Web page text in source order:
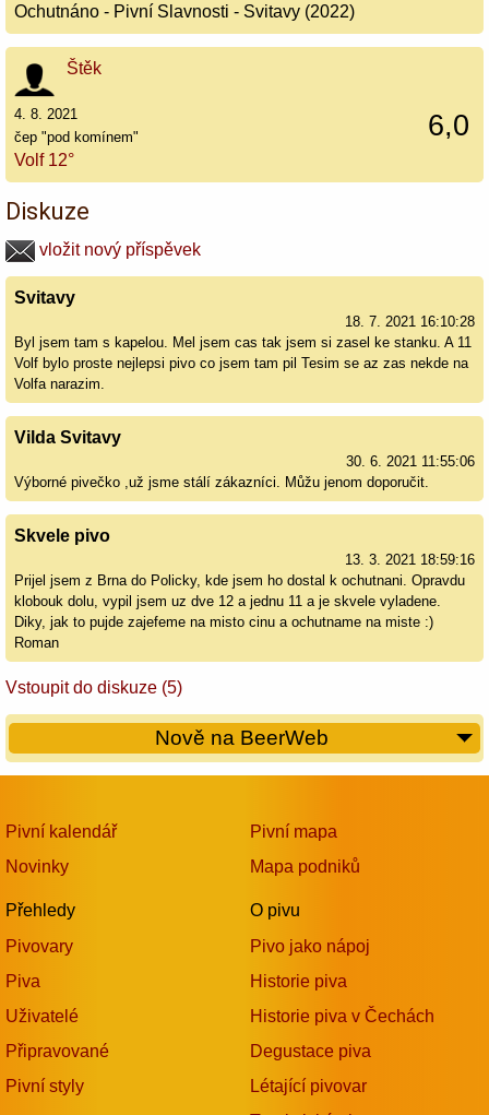
Ochutnáno - Pivní Slavnosti - Svitavy (2022)
Štěk
6,0
4. 8. 2021
čep "pod komínem"
Volf 12°
Diskuze
vložit nový příspěvek
Svitavy
18. 7. 2021 16:10:28
Byl jsem tam s kapelou. Mel jsem cas tak jsem si zasel ke stanku. A 11
Volf bylo proste nejlepsi pivo co jsem tam pil Tesim se az zas nekde na
Volfa narazim.
Vilda Svitavy
30. 6. 2021 11:55:06
Výborné pivečko ,už jsme stálí zákazníci. Můžu jenom doporučit.
Skvele pivo
13. 3. 2021 18:59:16
Prijel jsem z Brna do Policky, kde jsem ho dostal k ochutnani. Opravdu
klobouk dolu, vypil jsem uz dve 12 a jednu 11 a je skvele vyladene.
Diky, jak to pujde zajefeme na misto cinu a ochutname na miste :)
Roman
Vstoupit do diskuze (5)
Nově na BeerWeb
Pivní kalendář
Novinky
Přehledy
Pivovary
Piva
Uživatelé
Připravované
Pivní styly
Pivní mapa
Mapa podniků
O pivu
Pivo jako nápoj
Historie piva
Historie piva v Čechách
Degustace piva
Létající pivovar